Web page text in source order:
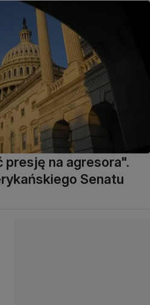
na agresora".
Senatu